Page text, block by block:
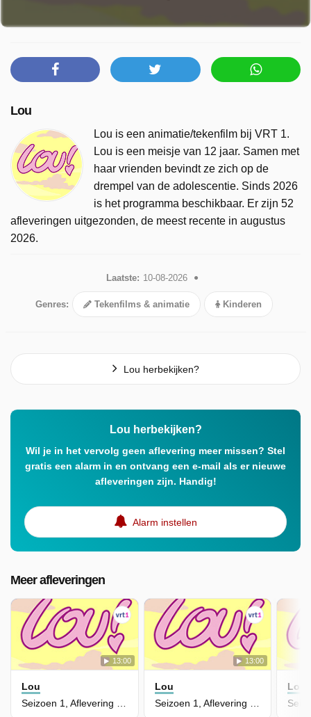
Lou
Lou is een animatie/tekenfilm bij VRT 1.
Lou is een meisje van 12 jaar. Samen met
haar vrienden bevindt ze zich op de
drempel van de adolescentie. Sinds 2026
is het programma beschikbaar. Er zijn 52
afleveringen uitgezonden, de meest recente in augustus
2026.
Laatste: 10-08-2026
Genres: Tekenfilms & animatie Kinderen
Lou herbekijken?
Lou herbekijken?
Wil je in het vervolg geen aflevering meer missen? Stel
gratis een alarm in en ontvang een e-mail als er nieuwe
afleveringen zijn. Handig!
Alarm instellen
Meer afleveringen
13:00
Lou
Seizoen 1, Aflevering 34 - In De Werkschort Van Mevrouw Chiourme
13:00
Lou
Seizoen 1, Aflevering 33 - Fatale Faalangst
Lou